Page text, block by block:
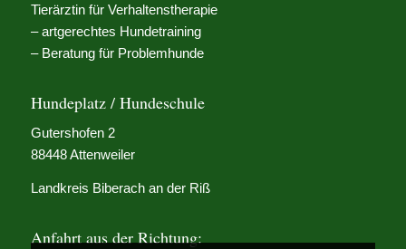
Tierärztin für Verhaltenstherapie
– artgerechtes Hundetraining
– Beratung für Problemhunde
Hundeplatz / Hundeschule
Gutershofen 2
88448 Attenweiler
Landkreis Biberach an der Riß
Anfahrt aus der Richtung: